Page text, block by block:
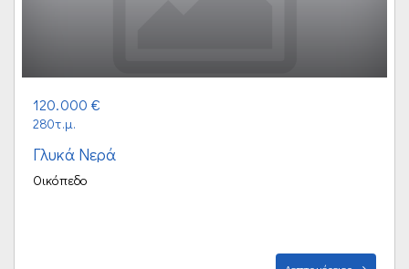
120.000 €
280τ.μ.
Γλυκά Νερά
Οικόπεδο